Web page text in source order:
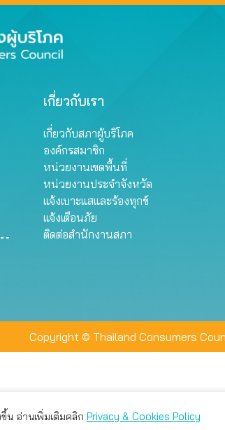
เกี่ยวกับเรา
เกี่ยวกับสภาผู้บริโภค
องค์กรสมาชิก
หน่วยงานเขตพื้นที่
หน่วยงานประจำจังหวัด
แจ้งเบาะแสและร้องทุกข์
แจ้งเตือนภัย
ติดต่อสำนักงานสภา
Copyright © Thailand Consumers
น อ่านเพิ่มเติมคลิก Privacy & Cookies Policy
ให้แก่ท่าน คุณสามารถเลือกตั้งค่าความเป็นส่วนตั